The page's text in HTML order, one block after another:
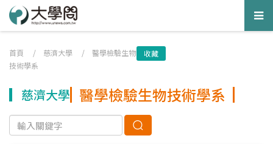
首頁 / 慈濟大學 / 醫學檢驗生物
技術學系
收藏
慈濟大學 醫學檢驗生物技術學系